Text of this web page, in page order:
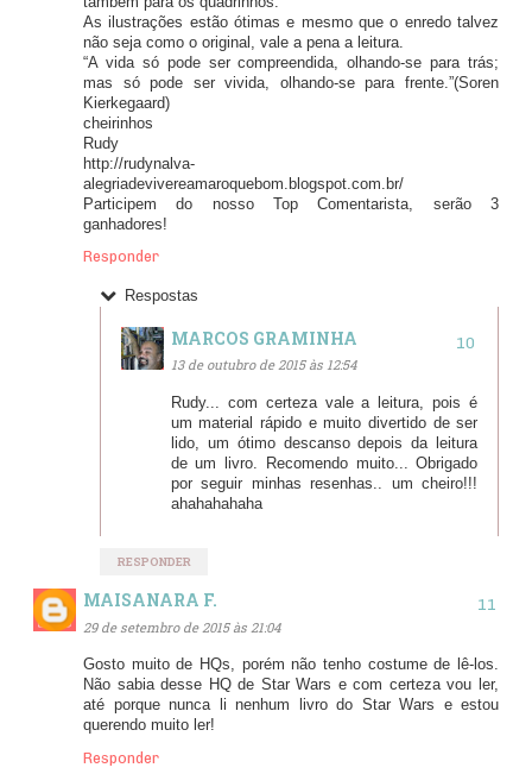
As ilustrações estão ótimas e mesmo que o enredo talvez
não seja como o original, vale a pena a leitura.
“A vida só pode ser compreendida, olhando-se para trás;
mas só pode ser vivida, olhando-se para frente.”(Soren
Kierkegaard)
cheirinhos
Rudy
http://rudynalva-
alegriadevivereamaroquebom.blogspot.com.br/
Participem do nosso Top Comentarista, serão 3
ganhadores!
Responder
Respostas
MARCOS GRAMINHA
13 de outubro de 2015 às 12:54
Rudy... com certeza vale a leitura, pois é
um material rápido e muito divertido de ser
lido, um ótimo descanso depois da leitura
de um livro. Recomendo muito... Obrigado
por seguir minhas resenhas.. um cheiro!!!
ahahahahaha
RESPONDER
MAISANARA F.
29 de setembro de 2015 às 21:04
Gosto muito de HQs, porém não tenho costume de lê-los.
Não sabia desse HQ de Star Wars e com certeza vou ler,
até porque nunca li nenhum livro do Star Wars e estou
querendo muito ler!
Responder